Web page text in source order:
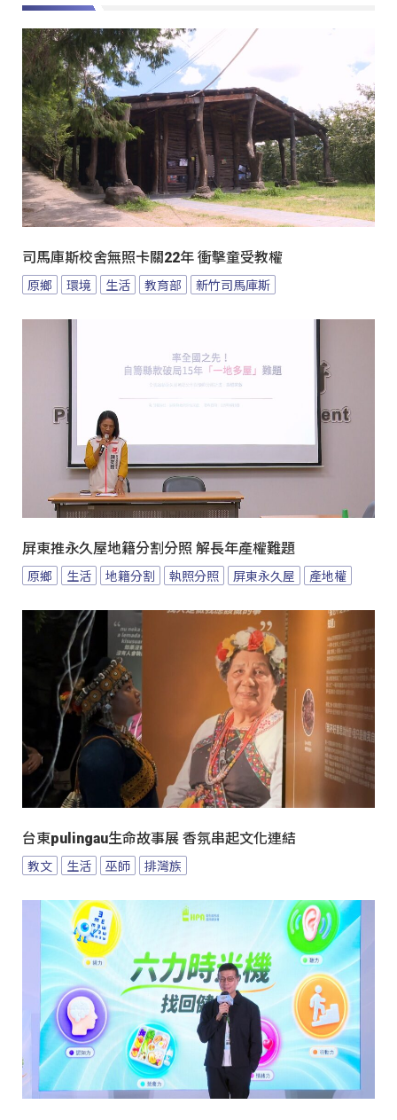
司馬庫斯校舍無照卡關22年 衝擊童受教權
原鄉 環境 生活 教育部 新竹司馬庫斯
屏東推永久屋地籍分割分照 解長年產權難題
原鄉 生活 地籍分割 執照分照 屏東永久屋 產地權
台東pulingau生命故事展 香氛串起文化連結
教文 生活 巫師 排灣族